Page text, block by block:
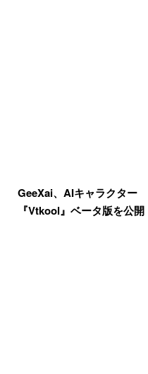
GeeXai、AIキャラクター
『Vtkool』ベータ版を公開